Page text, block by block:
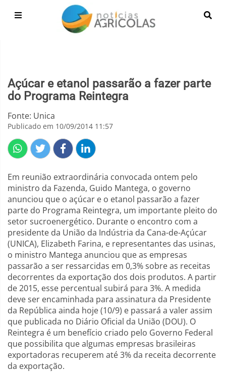
Açúcar e etanol passarão a fazer parte
do Programa Reintegra
Fonte: Unica
Publicado em 10/09/2014 11:57
Em reunião extraordinária convocada ontem pelo
ministro da Fazenda, Guido Mantega, o governo
anunciou que o açúcar e o etanol passarão a fazer
parte do Programa Reintegra, um importante pleito do
setor sucroenergético. Durante o encontro com a
presidente da União da Indústria da Cana-de-Açúcar
(UNICA), Elizabeth Farina, e representantes das usinas,
o ministro Mantega anunciou que as empresas
passarão a ser ressarcidas em 0,3% sobre as receitas
decorrentes da exportação dos dois produtos. A partir
de 2015, esse percentual subirá para 3%. A medida
deve ser encaminhada para assinatura da Presidente
da República ainda hoje (10/9) e passará a valer assim
que publicada no Diário Oficial da União (DOU). O
Reintegra é um benefício criado pelo Governo Federal
que possibilita que algumas empresas brasileiras
exportadoras recuperem até 3% da receita decorrente
da exportação.